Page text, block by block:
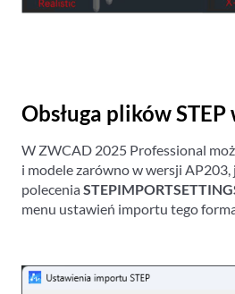
Obsługa plików
W ZWCAD 2025 Professional
i modele zarówno w wersji AP203,
polecenia
menu ustawień importu tego